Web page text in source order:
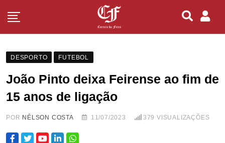
DESPORTO FUTEBOL
João Pinto deixa Feirense ao fim de
15 anos de ligação
POR NÉLSON COSTA 11/07/2023 379 VISUALIZAÇÕES